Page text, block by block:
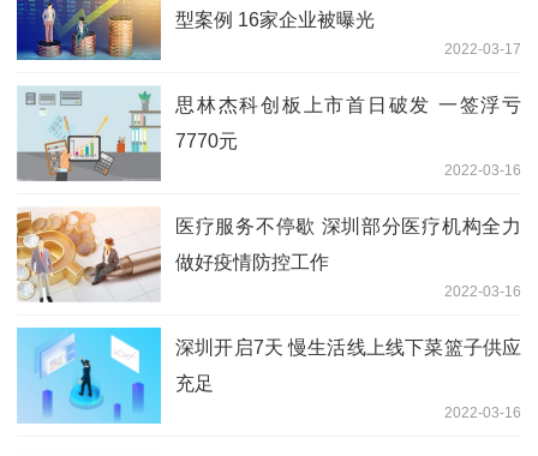
型案例 16家企业被曝光
2022-03-17
思林杰科创板上市首日破发 一签浮亏
7770元
2022-03-16
医疗服务不停歇 深圳部分医疗机构全力
做好疫情防控工作
2022-03-16
深圳开启7天 慢生活线上线下菜篮子供应
充足
2022-03-16